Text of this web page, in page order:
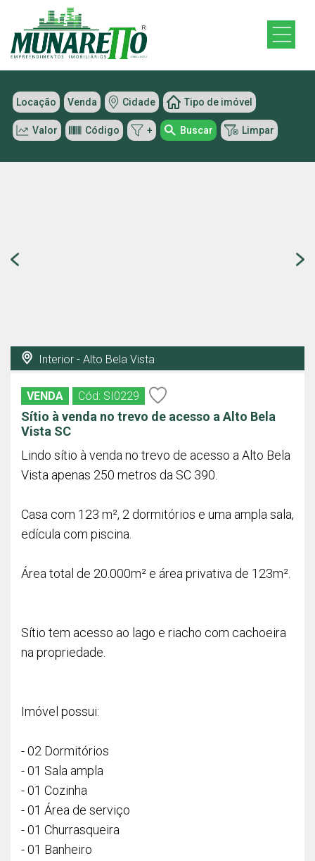
Locação Venda Cidade Tipo de imóvel
Valor Código + Buscar Limpar
Interior - Alto Bela Vista
VENDA Cód: SI0229
Sítio à venda no trevo de acesso a Alto Bela
Vista SC
Lindo sítio à venda no trevo de acesso a Alto Bela
Vista apenas 250 metros da SC 390.
Casa com 123 m², 2 dormitórios e uma ampla sala,
edícula com piscina.
Área total de 20.000m² e área privativa de 123m².
Sítio tem acesso ao lago e riacho com cachoeira
na propriedade.
Imóvel possui:
- 02 Dormitórios
- 01 Sala ampla
- 01 Cozinha
- 01 Área de serviço
- 01 Churrasqueira
- 01 Banheiro